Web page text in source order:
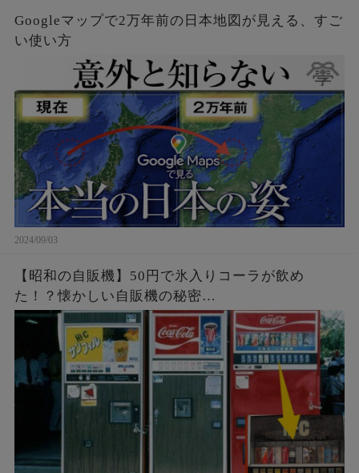
Googleマップで2万年前の日本地図が見える、すご
い使い方
2024/09/03
【昭和の自販機】50円で氷入りコーラが飲め
た！？懐かしい自販機の秘密…